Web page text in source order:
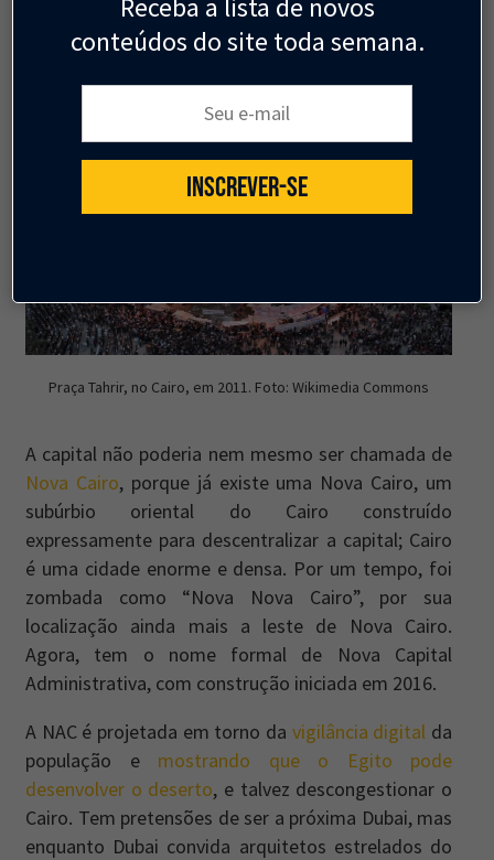
de uma nova capital no deserto, construída para
prevenir qualquer futura Praça Tahrir.
Praça Tahrir, no Cairo, em 2011. Foto: Wikimedia Commons
A capital não poderia nem mesmo ser chamada de
Nova Cairo, porque já existe uma Nova Cairo, um
subúrbio oriental do Cairo construído
expressamente para descentralizar a capital; Cairo
é uma cidade enorme e densa. Por um tempo, foi
zombada como “Nova Nova Cairo”, por sua
localização ainda mais a leste de Nova Cairo.
Agora, tem o nome formal de Nova Capital
Administrativa, com construção iniciada em 2016.
A NAC é projetada em torno da vigilância digital da
população e mostrando que o Egito pode
desenvolver o deserto, e talvez descongestionar o
Cairo. Tem pretensões de ser a próxima Dubai, mas
enquanto Dubai convida arquitetos estrelados do
conteúdos do site toda semana.
INSCREVER-SE